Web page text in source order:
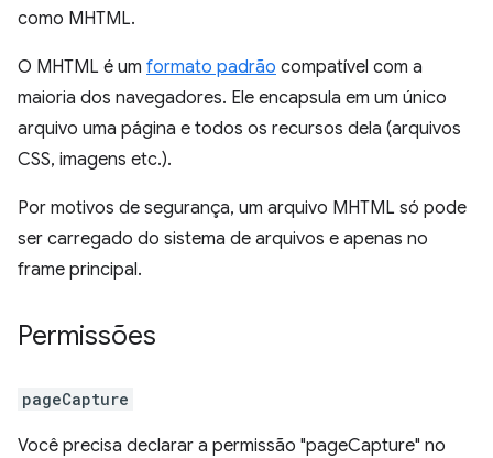
como MHTML.
O MHTML é um formato padrão compatível com a
maioria dos navegadores. Ele encapsula em um único
arquivo uma página e todos os recursos dela (arquivos
CSS, imagens etc.).
Por motivos de segurança, um arquivo MHTML só pode
ser carregado do sistema de arquivos e apenas no
frame principal.
Permissões
pageCapture
Você precisa declarar a permissão "pageCapture" no